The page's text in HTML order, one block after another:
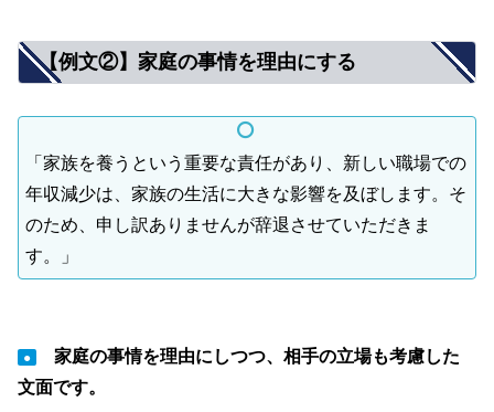
【例文②】家庭の事情を理由にする
「家族を養うという重要な責任があり、新しい職場での
年収減少は、家族の生活に大きな影響を及ぼします。そ
のため、申し訳ありませんが辞退させていただきま
す。」
●
家庭の事情を理由にしつつ、相手の立場も考慮した
文面です。